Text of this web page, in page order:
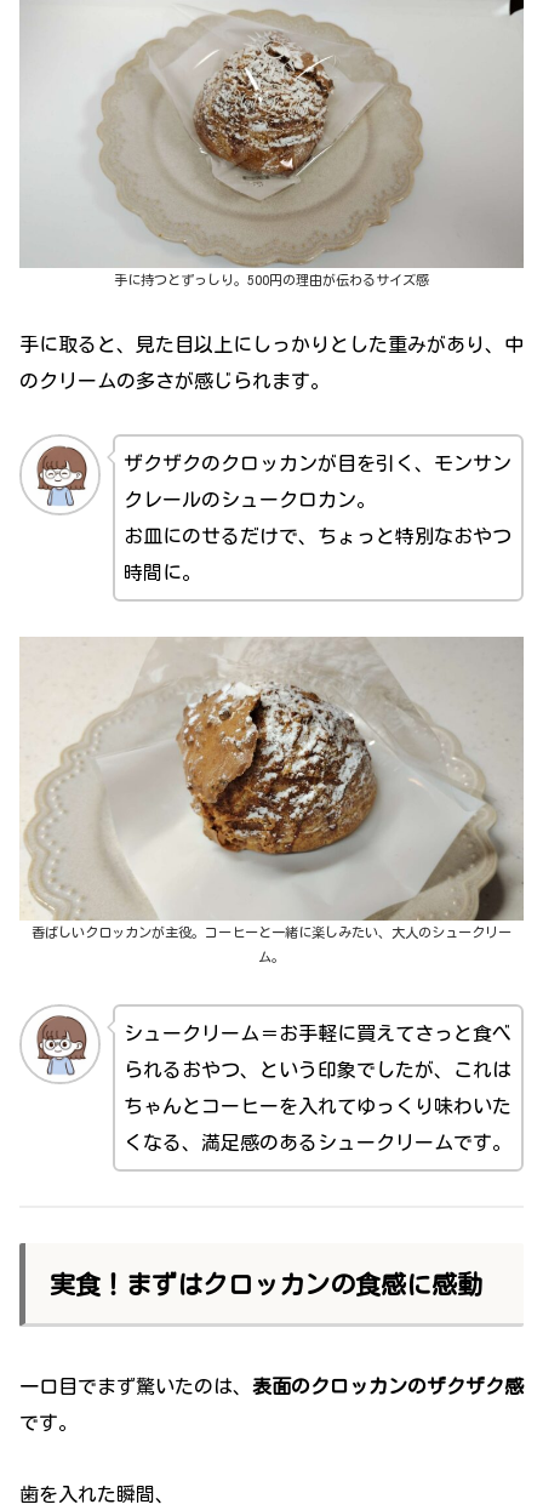
手に持つとずっしり。500円の理由が伝わるサイズ感
手に取ると、見た目以上にしっかりとした重みがあり、中
のクリームの多さが感じられます。
ザクザクのクロッカンが目を引く、モンサン
クレールのシュークロカン。
お皿にのせるだけで、ちょっと特別なおやつ
時間に。
香ばしいクロッカンが主役。コーヒーと一緒に楽しみたい、大人のシュークリー
ム。
シュークリーム＝お手軽に買えてさっと食べ
られるおやつ、という印象でしたが、これは
ちゃんとコーヒーを入れてゆっくり味わいた
くなる、満足感のあるシュークリームです。
実食！まずはクロッカンの食感に感動
一口目でまず驚いたのは、 表面のクロッカンのザクザク感
です。
歯を入れた瞬間、